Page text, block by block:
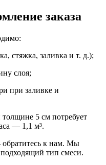
заказа
стяжка, заливка и т. д.);
слоя;
при заливке и
5 см потребует
— 1,1 м³.
к нам. Мы
тип смеси.